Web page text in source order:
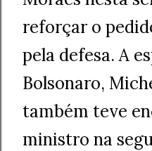
reforçar o
pela defesa. A
Bolsonaro,
também teve
ministro na